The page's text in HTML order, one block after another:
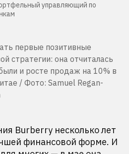
управляющий по
первые позитивные
стратегии: она отчиталась
и росте продаж на 10% в
/ Фото: Samuel Regan-
Burberry несколько лет
финансовой форме. И